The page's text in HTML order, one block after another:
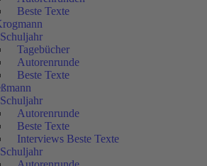
Beste Texte
Tagebücher
Autorenrunde
Beste Texte
Autorenrunde
Beste Texte
Interviews Beste Texte